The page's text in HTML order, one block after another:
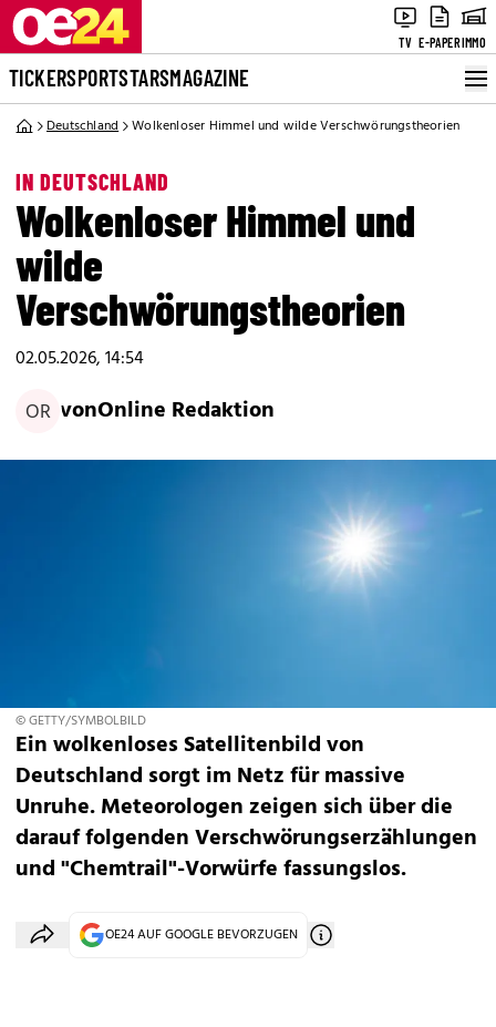
TV E-PAPERIMMO
TICKERSPORTSTARSMAGAZINE
Deutschland Wolkenloser Himmel und wilde Verschwörungstheorien
IN DEUTSCHLAND
Wolkenloser Himmel und
wilde
Verschwörungstheorien
02.05.2026, 14:54
OR vonOnline Redaktion
© GETTY/SYMBOLBILD
Ein wolkenloses Satellitenbild von
Deutschland sorgt im Netz für massive
Unruhe. Meteorologen zeigen sich über die
darauf folgenden Verschwörungserzählungen
und "Chemtrail"-Vorwürfe fassungslos.
OE24 AUF GOOGLE BEVORZUGEN